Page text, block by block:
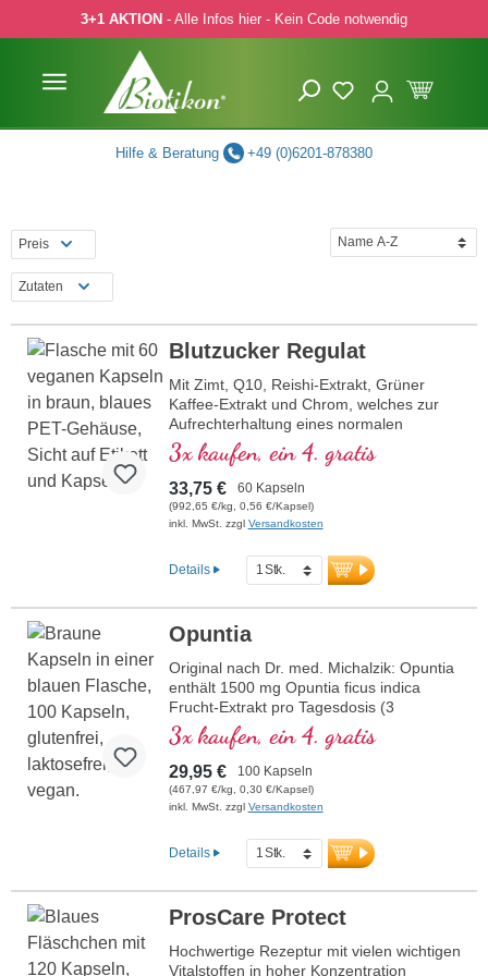
Hauptinhalt springen
Zur Suche springen
Zur Hauptnavigation springen
3+1 AKTION - Alle Infos hier - Kein Code notwendig
Hilfe & Beratung +49 (0)6201-878380
Preis
Zutaten
Blutzucker Regulat
Mit Zimt, Q10, Reishi-Extrakt, Grüner
Kaffee-Extrakt und Chrom, welches zur
Aufrechterhaltung eines normalen
Blutzuckerspiegels beiträgt.
3x kaufen, ein 4. gratis
33,75 € 60 Kapseln
(992,65 €/kg, 0,56 €/Kapsel)
inkl. MwSt. zzgl Versandkosten
Details
Opuntia
Original nach Dr. med. Michalzik: Opuntia
enthält 1500 mg Opuntia ficus indica
Frucht-Extrakt pro Tagesdosis (3
Kapseln). Dieses hochwertige
Nahrungsergänzungsmittel ist frei von
Zusatzstoffen und wird in Deutschland
hergestellt. Die Versiegelung ist
aluminiumfrei.
3x kaufen, ein 4. gratis
29,95 € 100 Kapseln
(467,97 €/kg, 0,30 €/Kapsel)
inkl. MwSt. zzgl Versandkosten
Details
ProsCare Protect
Hochwertige Rezeptur mit vielen wichtigen
Vitalstoffen in hoher Konzentration